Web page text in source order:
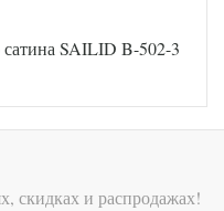
сатина SAILID B-502-3
скидках и распродажах!